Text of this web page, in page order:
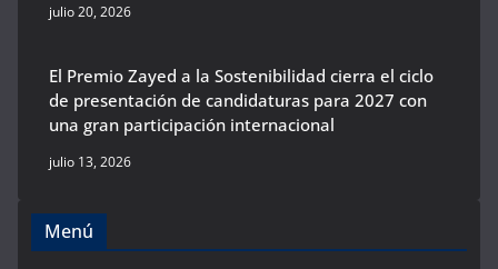
julio 20, 2026
El Premio Zayed a la Sostenibilidad cierra el ciclo
de presentación de candidaturas para 2027 con
una gran participación internacional
julio 13, 2026
Menú